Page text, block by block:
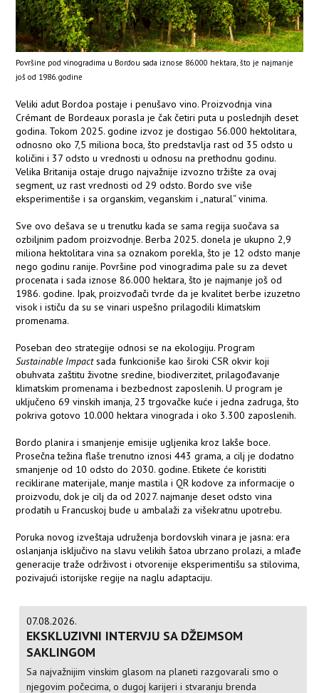
Površine pod vinogradima u Bordou sada iznose 86.000 hektara, što je najmanje
još od 1986. godine
Veliki adut Bordoa postaje i penušavo vino. Proizvodnja vina
Crémant de Bordeaux porasla je čak četiri puta u poslednjih deset
godina. Tokom 2025. godine izvoz je dostigao 56.000 hektolitara,
odnosno oko 7,5 miliona boca, što predstavlja rast od 35 odsto u
količini i 37 odsto u vrednosti u odnosu na prethodnu godinu.
Velika Britanija ostaje drugo najvažnije izvozno tržište za ovaj
segment, uz rast vrednosti od 29 odsto. Bordo sve više
eksperimentiše i sa organskim, veganskim i „natural“ vinima.
Sve ovo dešava se u trenutku kada se sama regija suočava sa
ozbiljnim padom proizvodnje. Berba 2025. donela je ukupno 2,9
miliona hektolitara vina sa oznakom porekla, što je 12 odsto manje
nego godinu ranije. Površine pod vinogradima pale su za devet
procenata i sada iznose 86.000 hektara, što je najmanje još od
1986. godine. Ipak, proizvođači tvrde da je kvalitet berbe izuzetno
visok i ističu da su se vinari uspešno prilagodili klimatskim
promenama.
Poseban deo strategije odnosi se na ekologiju. Program
Sustainable Impactsada funkcioniše kao široki CSR okvir koji
obuhvata zaštitu životne sredine, biodiverzitet, prilagođavanje
klimatskim promenama i bezbednost zaposlenih. U program je
uključeno 69 vinskih imanja, 23 trgovačke kuće i jedna zadruga, što
pokriva gotovo 10.000 hektara vinograda i oko 3.300 zaposlenih.
Bordo planira i smanjenje emisije ugljenika kroz lakše boce.
Prosečna težina flaše trenutno iznosi 443 grama, a cilj je dodatno
smanjenje od 10 odsto do 2030. godine. Etikete će koristiti
reciklirane materijale, manje mastila i QR kodove za informacije o
proizvodu, dok je cilj da od 2027. najmanje deset odsto vina
prodatih u Francuskoj bude u ambalaži za višekratnu upotrebu.
Poruka novog izveštaja udruženja bordovskih vinara je jasna: era
oslanjanja isključivo na slavu velikih šatoa ubrzano prolazi, a mlađe
generacije traže održivost i otvorenije eksperimentišu sa stilovima,
pozivajući istorijske regije na naglu adaptaciju.
07.08.2026.
EKSKLUZIVNI INTERVJU SA DŽEJMSOM
SAKLINGOM
Sa najvažnijim vinskim glasom na planeti razgovarali smo o
njegovim počecima, o dugoj karijeri i stvaranju brenda